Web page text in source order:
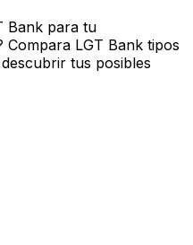
Bank para tu
LGT Bank tipos
tus posibles